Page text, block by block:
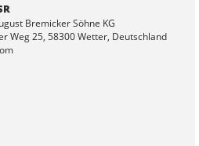
Bremicker Söhne KG
Weg 25, 58300 Wetter, Deutschland